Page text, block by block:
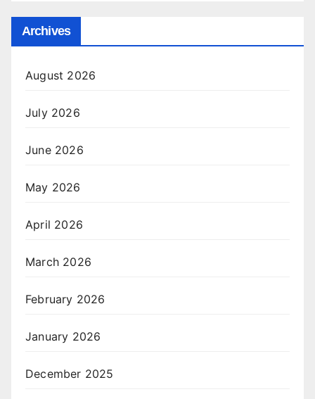
Archives
August 2026
July 2026
June 2026
May 2026
April 2026
March 2026
February 2026
January 2026
December 2025